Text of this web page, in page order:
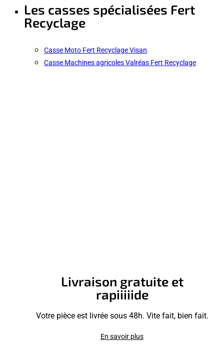
Les casses spécialisées Fert
Recyclage
Casse Moto Fert Recyclage Visan
Casse Machines agricoles Valréas Fert Recyclage
Livraison gratuite et
rapiiiiide
Votre pièce est livrée sous 48h. Vite fait, bien fait.
En savoir plus